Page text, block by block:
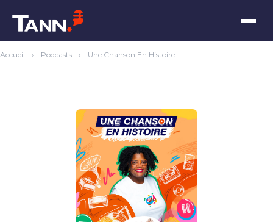
Accueil › Podcasts › Une Chanson En Histoire